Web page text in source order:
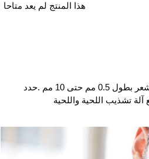
هذا المنتج لم يعد متاحا
الخفيفة هذه. تمتّع بدقة تامة لشعر بطول 0.5 مم حتى 10 مم .حدد
تشذيب اللحية واللحية